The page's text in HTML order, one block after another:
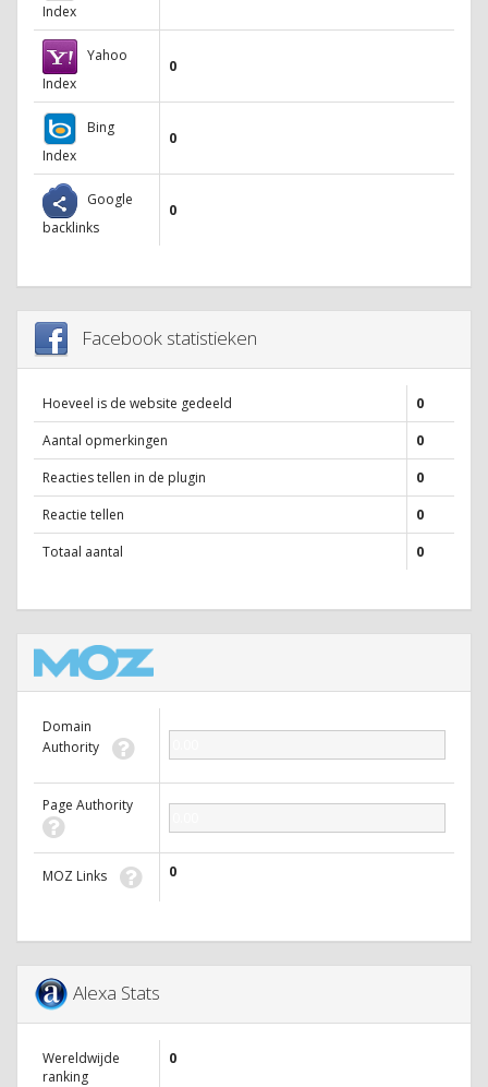
Index
Yahoo
Index
0
Bing
Index
0
Google
backlinks
0
Facebook statistieken
Hoeveel is de website gedeeld
0
Aantal opmerkingen
0
Reacties tellen in de plugin
0
Reactie tellen
0
Totaal aantal
0
Domain
Authority
Page Authority
MOZ Links 0
Alexa Stats
Wereldwijde
ranking
0